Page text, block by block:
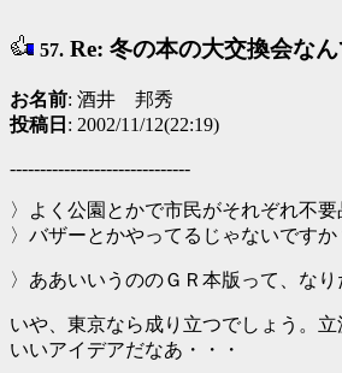
57. Re: 冬の本の大交換会な
お名前: 酒井 邦秀
投稿日 : 2002/11/12(22:19)
------------------------------
〉よく公園とかで市民がそれぞれ不要
〉バザーとかやってるじゃないですか
〉ああいいうののＧＲ本版って、な
いや、東京なら成り立つでしょう。立
いいアイデアだなあ・・・